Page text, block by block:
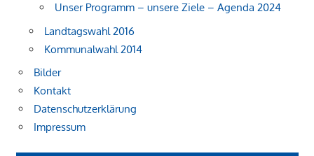
Unser Programm – unsere Ziele – Agenda 2024
Landtagswahl 2016
Kommunalwahl 2014
Bilder
Kontakt
Datenschutzerklärung
Impressum